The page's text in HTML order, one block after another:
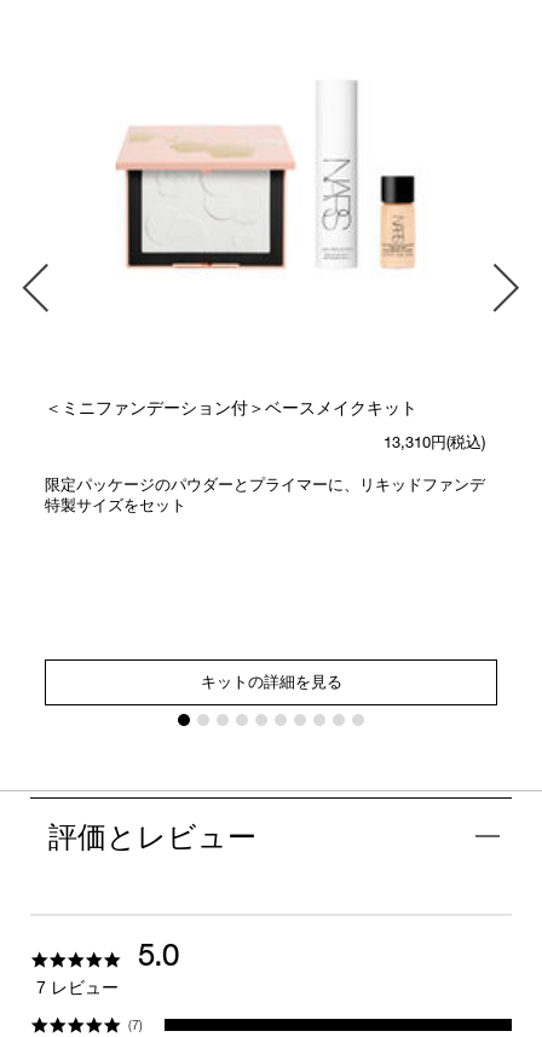
＜ミニファンデーション付＞ベースメイクキット
13,310円(税込)
限定パッケージのパウダーとプライマーに、リキッドファンデ
特製サイズをセット
キットの詳細を見る
評価とレビュー
5.05.0
7 レビュー
(7)